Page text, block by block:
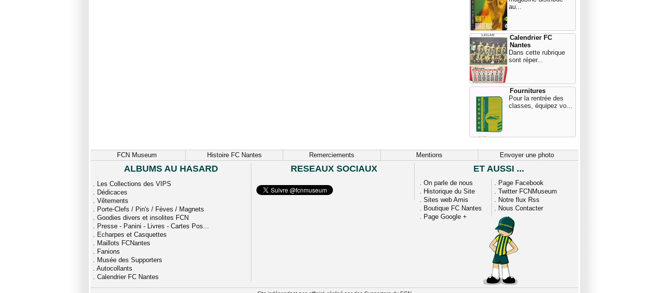
au...
Calendrier FC
Nantes
Dans cette rubrique
sont réper...
Fournitures
Pour la rentrée des
classes, équipez vo...
FCN Museum Histoire FC Nantes Remerciements Mentions Envoyer une photo
ALBUMS AU HASARD
. Les Collections des VIPS
. Dédicaces
. Vêtements
. Porte-Clefs / Pin's / Fèves / Magnets
. Goodies divers et insolites FCN
. Presse - Panini - Livres - Cartes Pos...
. Echarpes et Casquettes
. Maillots FCNantes
. Fanions
. Musée des Supporters
. Autocollants
. Calendrier FC Nantes
RESEAUX SOCIAUX ET AUSSI ...
. On parle de nous
. Historique du Site
. Sites web Amis
. Boutique FC Nantes
. Page Google +
. Page Facebook
. Twitter FCNMuseum
. Notre flux Rss
. Nous Contacter